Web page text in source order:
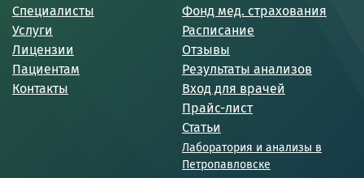
Специалисты
Услуги
Лицензии
Пациентам
Контакты
Фонд мед. страхования
Расписание
Отзывы
Результаты анализов
Вход для врачей
Прайс-лист
Статьи
Лаборатория и анализы в
Петропавловске